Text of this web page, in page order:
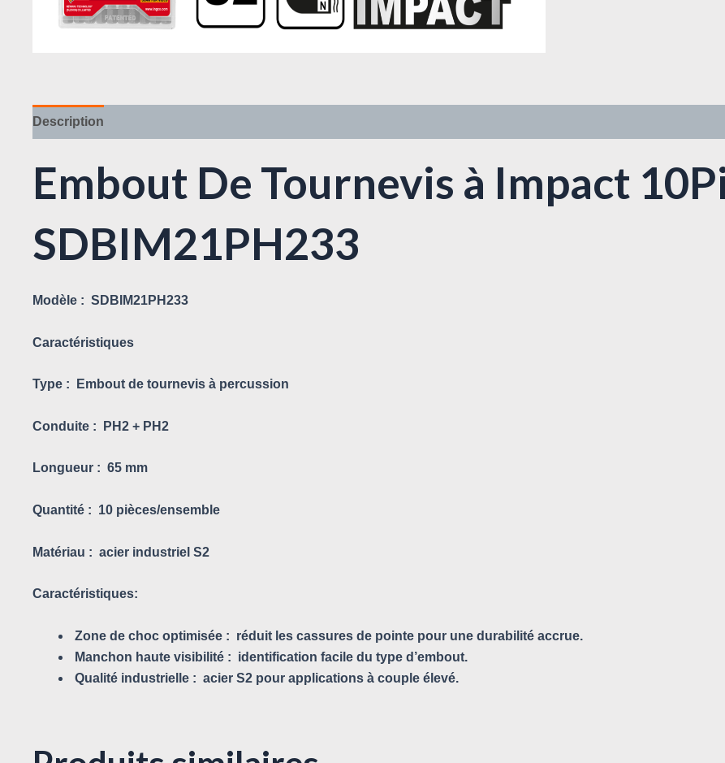
Description
Embout De Tournevis à Impact
SDBIM21PH233
Modèle : SDBIM21PH233
Caractéristiques
Type : Embout de tournevis à percussion
Conduite : PH2 + PH2
Longueur : 65 mm
Quantité : 10 pièces/ensemble
Matériau : acier industriel S2
Caractéristiques:
Zone de choc optimisée : réduit les cassures de pointe pour une durabilité accrue.
Manchon haute visibilité : identification facile du type d’embout.
Qualité industrielle : acier S2 pour applications à couple élevé.